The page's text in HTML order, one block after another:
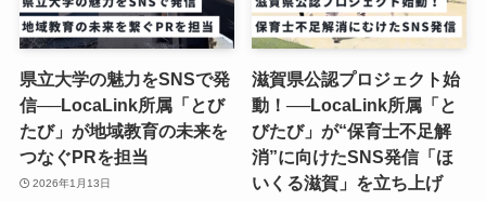
県立大学の魅力をSNSで発
信──LocaLink所属「とび
たび」が地域教育の未来を
つなぐPRを担当
2026年1月13日
滋賀県公認プロジェクト始
動！──LocaLink所属「と
びたび」が“保育士不足解
消”に向けたSNS発信「ほ
いくる滋賀」を立ち上げ